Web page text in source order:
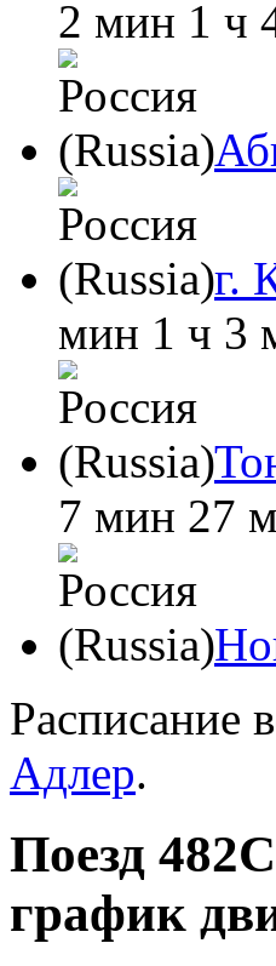
2 мин 1 ч
г.
мин 1 ч 3
7 мин 27
Расписание
Адлер.
Поезд
график